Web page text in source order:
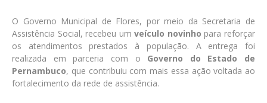
O Governo Municipal de Flores, por meio da Secretaria de
Assistência Social, recebeu umveículo novinho para reforçar
os atendimentos prestados à população. A entrega foi
realizada em parceria com o Governo do Estado de
Pernambuco, que contribuiu com mais essa ação voltada ao
fortalecimento da rede de assistência.